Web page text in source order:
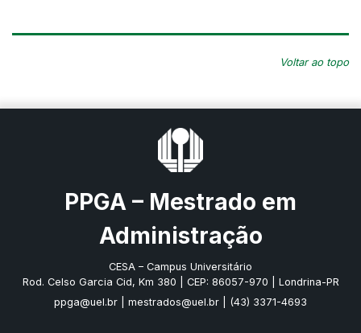
Voltar ao topo
PPGA – Mestrado em
Administração
CESA – Campus Universitário
Rod. Celso Garcia Cid, Km 380 | CEP: 86057-970 | Londrina-PR
ppga@uel.br
mestrados@uel.br | (43) 3371-4693